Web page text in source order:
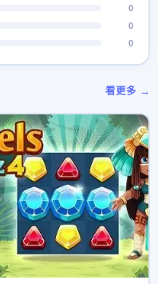
0
0
0
看更多 →